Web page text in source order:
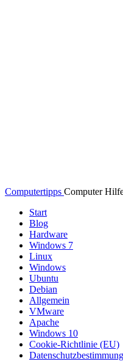
Computertipps Computer
Start
Blog
Hardware
Windows 7
Linux
Windows
Ubuntu
Debian
Allgemein
VMware
Apache
Windows 10
Cookie-Richtlinie (EU)